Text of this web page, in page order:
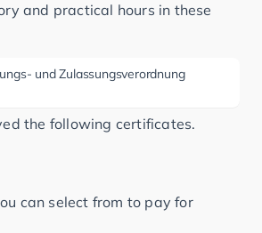
and practical hours in these
und Zulassungsverordnung
the following certificates.
can select from to pay for